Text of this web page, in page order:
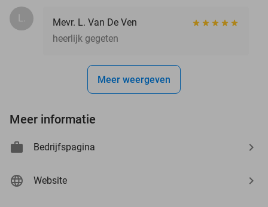
L.
Mevr. L. Van De Ven
heerlijk gegeten
Meer weergeven
Meer informatie
Bedrijfspagina
Website